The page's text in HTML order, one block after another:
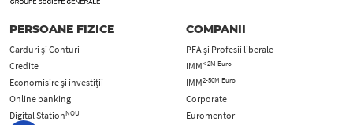
PERSOANE FIZICE
Carduri şi Conturi
Credite
Economisire și investiții
Online banking
Digital StationNOU
COMPANII
PFA şi Profesii liberale
IMM< 2M Euro
IMM2-50M Euro
Corporate
Euromentor